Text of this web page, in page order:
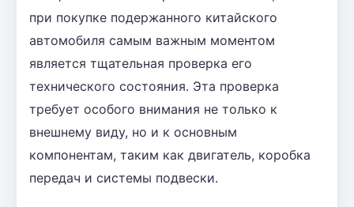
при покупке подержанного китайского
автомобиля самым важным моментом
является тщательная проверка его
технического состояния. Эта проверка
требует особого внимания не только к
внешнему виду, но и к основным
компонентам, таким как двигатель, коробка
передач и системы подвески.